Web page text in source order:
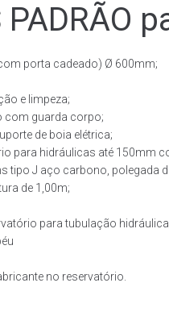
PADRÃO
porta cadeado) Ø 600mm;
e limpeza;
com guarda corpo;
de boia elétrica;
para hidráulicas até 150mm
tipo J aço carbono,
de 1,00m;
para tubulação
no reservatório.